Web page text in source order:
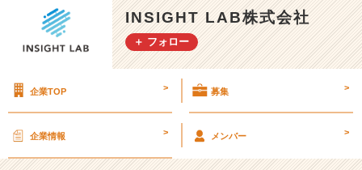
像
変
更
N
G
INSIGHT LAB株式会社
＋ フォロー
企業TOP > 募集 >
企業情報 > メンバー >